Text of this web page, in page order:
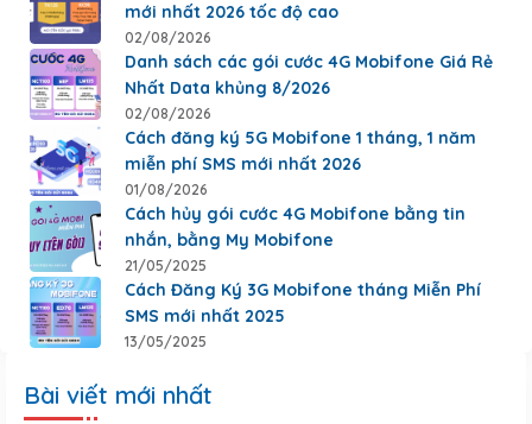
mới nhất 2026 tốc độ cao
02/08/2026
Danh sách các gói cước 4G Mobifone Giá Rẻ
Nhất Data khủng 8/2026
02/08/2026
Cách đăng ký 5G Mobifone 1 tháng, 1 năm
miễn phí SMS mới nhất 2026
01/08/2026
Cách hủy gói cước 4G Mobifone bằng tin
nhắn, bằng My Mobifone
21/05/2025
Cách Đăng Ký 3G Mobifone tháng Miễn Phí
SMS mới nhất 2025
13/05/2025
Bài viết mới nhất